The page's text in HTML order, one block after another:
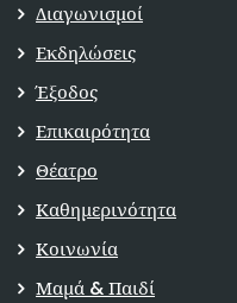
Διαγωνισμοί
Εκδηλώσεις
Έξοδος
Επικαιρότητα
Θέατρο
Καθημερινότητα
Κοινωνία
Μαμά & Παιδί